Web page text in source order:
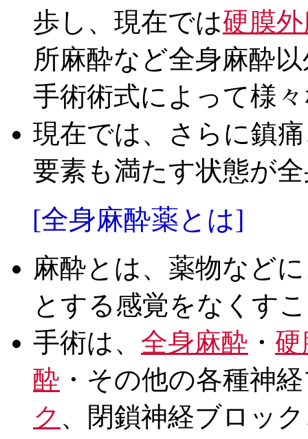
歩し、現在では硬膜
所麻酔など全身麻酔
手術術式によって様
現在では、さらに鎮
要素も満たす状態が
[全身麻酔薬とは]
麻酔とは、薬物など
とする感覚をなくす
手術は、 全身麻酔 ・ 硬
酔 ・その他の各種神
ク 、閉鎖神経ブロッ